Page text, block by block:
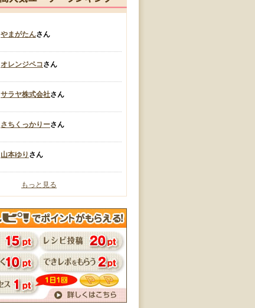
やまがたんさん
オレンジペコさん
サラヤ株式会社さん
さちくっかりーさん
山本ゆり さん
もっと見る